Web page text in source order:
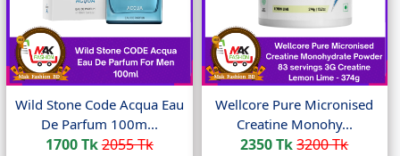
Wild Stone Code Acqua Eau
De Parfum 100m...
1700 Tk2055 Tk
Wellcore Pure Micronised
Creatine Monohy...
2350 Tk3200 Tk